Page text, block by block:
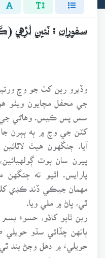
سفوران : ٽئين لَڙهي
وڏيرو ربن کٽ جو وچ
جي محفل مچايون ويٺو
سس پس ڪيس. وهاڻي جي
کٽن جي وچ ۾ ٻه ٻٻرن جا
آيا. ڄنگهون هيٺ
پيرن سان بوٽ
پارايس. اٿيو ته
مهمان جيڪي ڏند ڪڍي
ٿي، پاڻ ۾ ملي ويا.
ربن ٿاٻو کاڌو، حسوءَ
ٻانهن ڇڏائي سڌو
حويليءَ ۾ دهل وڄڻ بند
وجھيون بيٺيون هيون.